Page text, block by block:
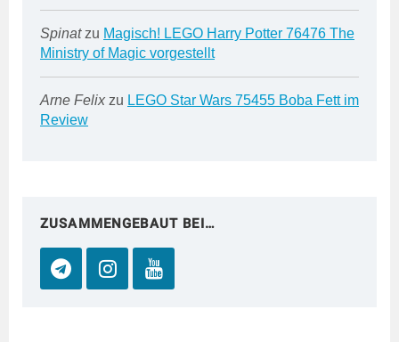
Spinatzu Magisch! LEGO Harry Potter 76476 The
Ministry of Magic vorgestellt
Arne Felix zu LEGO Star Wars 75455 Boba Fett im
Review
ZUSAMMENGEBAUT BEI…